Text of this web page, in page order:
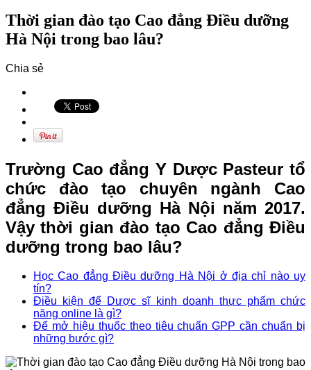
Thời gian đào tạo Cao đẳng Điều dưỡng
Hà Nội trong bao lâu?
Chia sẻ
Trường Cao đẳng Y Dược Pasteur tổ
chức đào tạo chuyên ngành Cao
đẳng Điều dưỡng Hà Nội năm 2017.
Vậy thời gian đào tạo Cao đẳng Điều
dưỡng trong bao lâu?
Học Cao đẳng Điều dưỡng Hà Nội ở địa chỉ nào uy
tín?
Điều kiện để Dược sĩ kinh doanh thực phẩm chức
năng online là gì?
Để mở hiệu thuốc theo tiêu chuẩn GPP cần chuẩn bị
những bước gì?